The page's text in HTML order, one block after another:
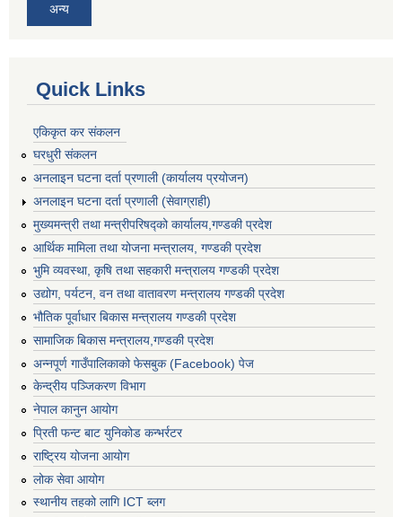
अन्य
Quick Links
एकिकृत कर संकलन
घरधुरी संकलन
अनलाइन घटना दर्ता प्रणाली (कार्यालय प्रयोजन)
अनलाइन घटना दर्ता प्रणाली (सेवाग्राही)
मुख्यमन्त्री तथा मन्त्रीपरिषद्को कार्यालय,गण्डकी प्रदेश
आर्थिक मामिला तथा योजना मन्त्रालय, गण्डकी प्रदेश
भुमि व्यवस्था, कृषि तथा सहकारी मन्त्रालय गण्डकी प्रदेश
उद्योग, पर्यटन, वन तथा वातावरण मन्त्रालय गण्डकी प्रदेश
भौतिक पूर्वाधार बिकास मन्त्रालय गण्डकी प्रदेश
सामाजिक बिकास मन्त्रालय,गण्डकी प्रदेश
अन्नपूर्ण गाउँपालिकाको फेसबुक (Facebook) पेज
केन्द्रीय पञ्जिकरण विभाग
नेपाल कानुन आयोग
प्रिती फन्ट बाट युनिकोड कन्भर्रटर
राष्ट्रिय योजना आयोग
लोक सेवा आयोग
स्थानीय तहको लागि ICT ब्लग